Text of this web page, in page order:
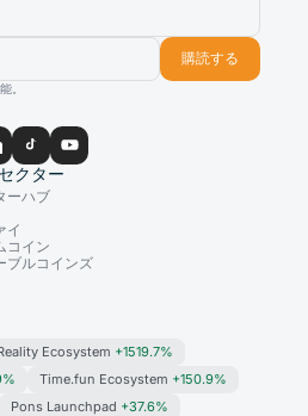
購読する
。
クター
ーハブ
イ
コイン
ブルコインズ
Ecosystem +1519.7%
Time.fun Ecosystem +150.9%
Pons Launchpad +37.6%